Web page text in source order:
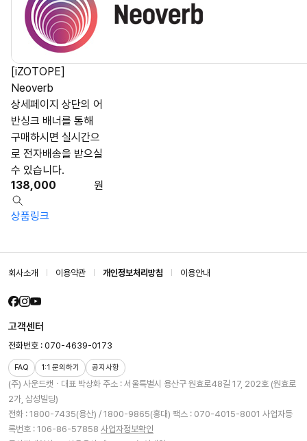
[iZOTOPE]
Neoverb
상세페이지 상단의 어
반싱크 배너를 통해
구매하시면 실시간으
로 전자배송을 받으실
수 있습니다.
138,000
원
상품링크
회사소개 이용약관 개인정보처리방침 이용안내
(주) 사운드캣ㆍ대표 박상화 주소 : 서울특별시 용산구 원효로48길 17, 202호 (원효로
2가, 삼성빌딩)
전화 : 1800-7435(용산) / 1800-9865(홍대) 팩스 : 070-4015-8001 사업자등
록번호 : 106-86-57858 사업자정보확인
고객센터
전화번호 : 070-4639-0173
FAQ 1:1 문의하기 공지사항